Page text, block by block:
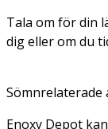
Tala om för din
dig eller om du
Enoxy Depot